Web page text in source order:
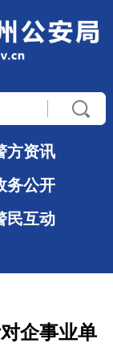
方资讯
务公开
民互动
企事业单